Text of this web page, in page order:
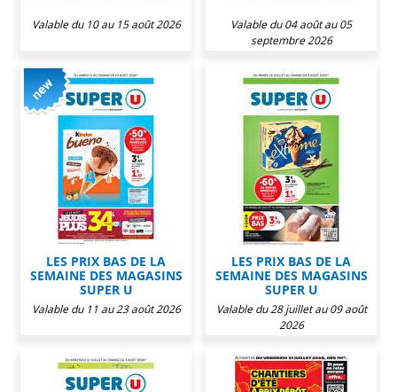
Valable du 10 au 15 août 2026
Valable du 04 août au 05
septembre 2026
LES PRIX BAS DE LA
SEMAINE DES MAGASINS
SUPER U
Valable du 11 au 23 août 2026
LES PRIX BAS DE LA
SEMAINE DES MAGASINS
SUPER U
Valable du 28 juillet au 09 août
2026